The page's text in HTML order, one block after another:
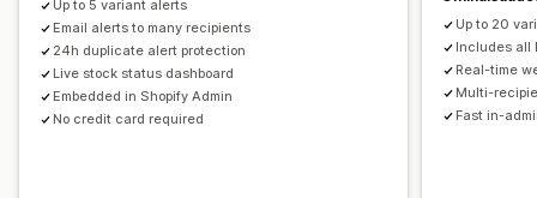
Up to 5 variant alerts
Email alerts to many recipients
24h duplicate alert protection
Live stock status dashboard
Embedded in Shopify Admin
No credit card required
Up to 20
Includes all
Real-time
Multi-
Fast in-